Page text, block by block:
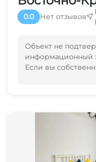
0.0 Нет отзывов
Объект не
информационный
Если вы